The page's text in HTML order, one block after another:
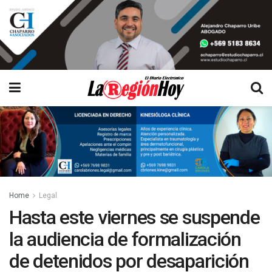
Home Legal
Hasta este viernes se suspende
la audiencia de formalización
de detenidos por desaparición